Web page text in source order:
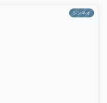
シンネオ